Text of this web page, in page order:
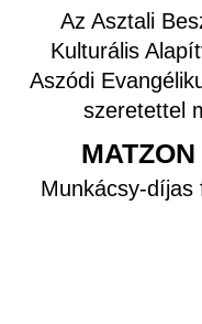
Az Asztali
Kulturális
Aszódi
szeretettel
Munkácsy-díjas